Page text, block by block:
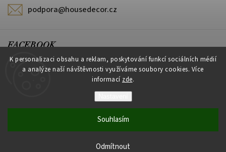
K personalizaci obsahu a reklam, poskytování funkcí sociálních médií
a analýze naší návštěvnosti využíváme soubory cookies. Více
informací zde.
Odmítnout
Souhlasím
podpora@housedecor.cz
FACEBOOK
Vytvořil Shoptet